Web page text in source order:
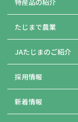
たじまで農業
JAたじまのご紹介
採用情報
新着情報